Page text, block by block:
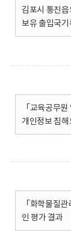
김포시 통진
보유 출입국기
「교육공무
개인정보 침
「화학물질
인 평가 결과